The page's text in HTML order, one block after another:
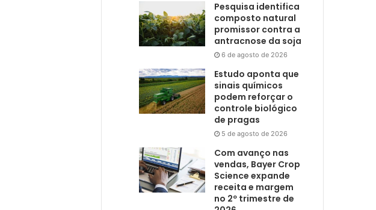
Pesquisa identifica
composto natural
promissor contra a
antracnose da soja
6 de agosto de 2026
Estudo aponta que
sinais químicos
podem reforçar o
controle biológico
de pragas
5 de agosto de 2026
Com avanço nas
vendas, Bayer Crop
Science expande
receita e margem
no 2º trimestre de